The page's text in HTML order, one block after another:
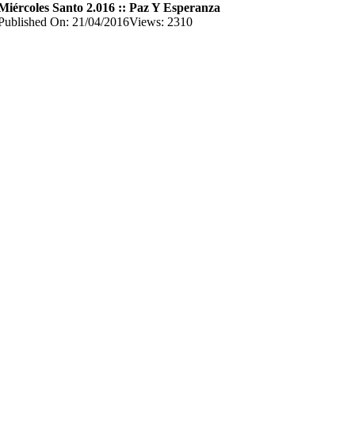
Santo 2.016 :: Paz Y Esperanza
On: 21/04/2016Views: 2310